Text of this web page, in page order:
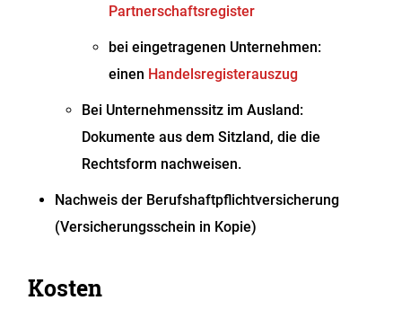
Partnerschaftsregister
bei eingetragenen Unternehmen:
einen Handelsregisterauszug
Bei Unternehmenssitz im Ausland:
Dokumente aus dem Sitzland, die die
Rechtsform nachweisen.
Nachweis der Berufshaftpflichtversicherung
(Versicherungsschein in Kopie)
Kosten